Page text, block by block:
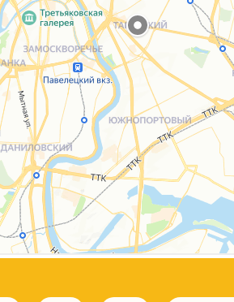
Sospeso wrap
О нас